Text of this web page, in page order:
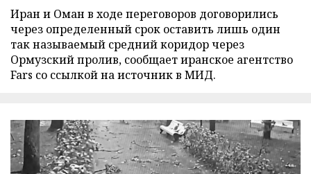
Иран и Оман в ходе переговоров договорились
через определенный срок оставить лишь один
так называемый средний коридор через
Ормузский пролив, сообщает иранское агентство
Fars со ссылкой на источник в МИД.